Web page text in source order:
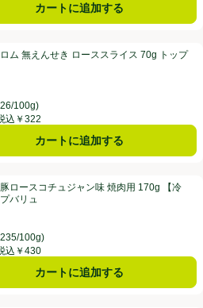
カートに追加する
スライス 70g トップバリュ
点。
ム 無えんせき ローススライス 70g トップ
100g)
込￥322
カートに追加する
焼肉用 170g 【冷蔵】トップバリュ
点。
ロースコチュジャン味 焼肉用 170g 【冷
バリュ
100g)
込￥430
カートに追加する